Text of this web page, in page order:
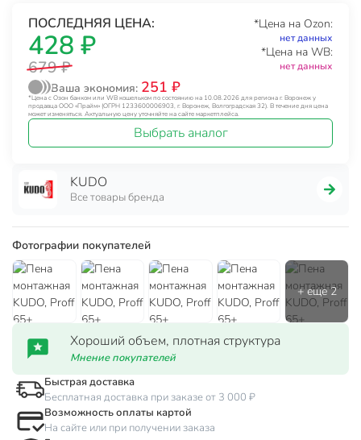
ПОСЛЕДНЯЯ ЦЕНА:
428 ₽
679 ₽
*Цена на Ozon:
нет данных
*Цена на WB:
нет данных
Ваша экономия: 251 ₽
*Цена с Озон банком или WB кошельком по состоянию на 10.08.2026 для региона г. Воронеж у
продавца ООО «Прайм» (ОГРН 1233600006903, г. Воронеж, Волгоградская 32). В течение дня цена
может изменяться. Актуальную цену уточняйте на сайте маркетплейса.
Выбрать аналог
KUDO
Все товары бренда
Фотографии покупателей
Хороший объем, плотная структура
Мнение покупателей
Быстрая доставка
Бесплатная доставка при заказе от 3 000 ₽
Возможность оплаты картой
На сайте или при получении заказа